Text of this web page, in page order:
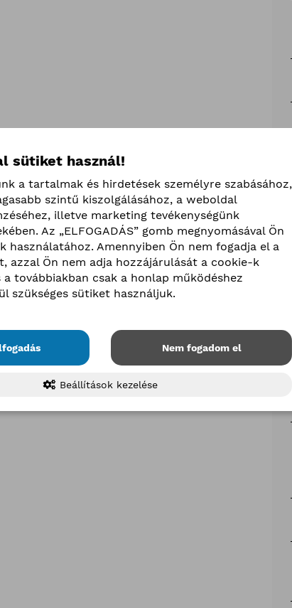
sütiket használ!
a tartalmak és hirdetések személyre szabásához,
szintű kiszolgálásához, a weboldal
illetve marketing tevékenységünk
Az „ELFOGADÁS” gomb megnyomásával Ön
használatához. Amennyiben Ön nem fogadja el a
azzal Ön nem adja hozzájárulását a cookie-k
a továbbiakban csak a honlap működéshez
szükséges sütiket használjuk.
Nem fogadom el
Beállítások kezelése